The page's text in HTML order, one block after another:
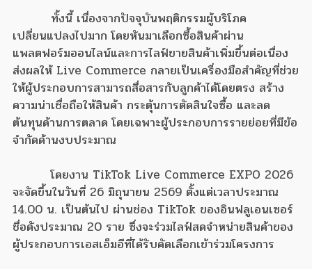
ทั้งนี้ เนื่องจากปัจจุบันพฤติกรรมผู้บริโภค
เปลี่ยนแปลงไปมาก โดยหันมาเลือกซื้อสินค้าผ่าน
แพลตฟอร์มออนไลน์และการไลฟ์ขายสินค้าเพิ่มขึ้นต่อเนื่อง
ส่งผลให้ Live Commerce กลายเป็นเครื่องมือสำคัญที่ช่วย
ให้ผู้ประกอบการสามารถสื่อสารกับลูกค้าได้โดยตรง สร้าง
ความน่าเชื่อถือให้สินค้า กระตุ้นการตัดสินใจซื้อ และลด
ต้นทุนด้านการตลาด โดยเฉพาะผู้ประกอบการรายย่อยที่มีข้อ
จำกัดด้านงบประมาณ
โดยงาน TikTok Live Commerce EXPO 2026
จะจัดขึ้นในวันที่ 26 มิถุนายน 2569 ตั้งแต่เวลาประมาณ
14.00 น. เป็นต้นไป ผ่านช่อง TikTok ของอินฟลูเอนเซอร์
ชื่อดังประมาณ 20 ราย ซึ่งจะร่วมไลฟ์สดจำหน่ายสินค้าของ
ผู้ประกอบการเอสเอ็มอีที่ได้รับคัดเลือกเข้าร่วมโครงการ